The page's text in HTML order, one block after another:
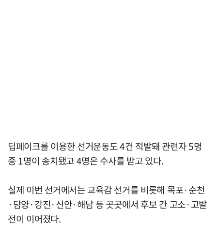
딥페이크를 이용한 선거운동도 4건 적발돼 관련자 5명
중 1명이 송치됐고 4명은 수사를 받고 있다.
실제 이번 선거에서는 교육감 선거를 비롯해 목포·순천
·담양·강진·신안·해남 등 곳곳에서 후보 간 고소·고발
전이 이어졌다.